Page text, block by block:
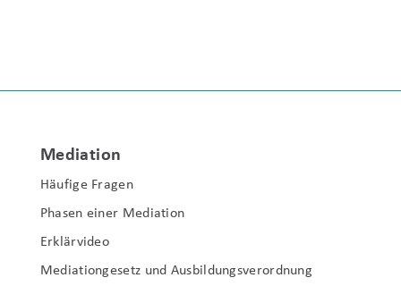
Mediation
Häufige Fragen
Phasen einer Mediation
Erklärvideo
Mediationgesetz und Ausbildungsverordnung